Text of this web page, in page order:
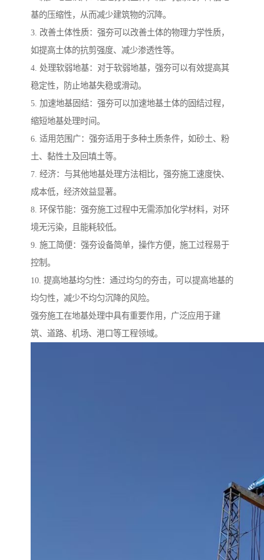
基的压缩性，从而减少建筑物的沉降。
3. 改善土体性质：强夯可以改善土体的物理力学性质，
如提高土体的抗剪强度、减少渗透性等。
4. 处理软弱地基：对于软弱地基，强夯可以有效提高其
稳定性，防止地基失稳或滑动。
5. 加速地基固结：强夯可以加速地基土体的固结过程，
缩短地基处理时间。
6. 适用范围广：强夯适用于多种土质条件，如砂土、粉
土、黏性土及回填土等。
7. 经济：与其他地基处理方法相比，强夯施工速度快、
成本低，经济效益显著。
8. 环保节能：强夯施工过程中无需添加化学材料，对环
境无污染，且能耗较低。
9. 施工简便：强夯设备简单，操作方便，施工过程易于
控制。
10. 提高地基均匀性：通过均匀的夯击，可以提高地基的
均匀性，减少不均匀沉降的风险。
强夯施工在地基处理中具有重要作用，广泛应用于建
筑、道路、机场、港口等工程领域。